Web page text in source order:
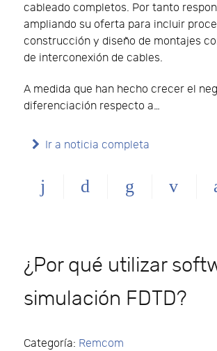
cableado completos. Por tanto
ampliando su oferta para incluir
construcción y diseño de montajes
de interconexión de cables.
A medida que han hecho crecer el
diferenciación respecto a…
Ir a noticia completa
¿Por qué utilizar
simulación FDTD?
Categoría: Remcom